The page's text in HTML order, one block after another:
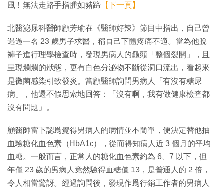
風！無法走路手指腫如豬蹄 【下一頁】
北醫泌尿科醫師顧芳瑜在《醫師好辣》節目中指出，自己曾
遇過一名 23 歲男子求醫，稱自己下體疼痛不適。當為他脫
褲子進行理學檢查時，發現男病人的龜頭「整個裂開」，且
呈現爛爛的狀態，更有白色分泌物不斷從洞口流出，看起來
是黴菌感染引致發炎。當顧醫師詢問男病人「有沒有糖尿
病」，他還不假思索地回答：「沒有啊，我有做健康檢查都
沒有問題」。
顧醫師當下認爲覺得男病人的病情並不簡單，便決定替他抽
血驗糖化血色素（HbA1c），從而得知病人近 3 個月的平均
血糖。一般而言，正常人的糖化血色素約為 6、7 以下，但
年僅 23 歲的男病人竟然驗得血糖值 13，是普通人的 2 倍，
令人相當驚訝。經過詢問後，發現作爲行銷工作者的男病人